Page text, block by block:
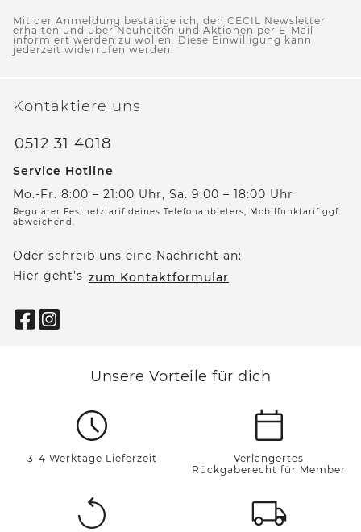
Mit der Anmeldung bestätige ich, den CECIL Newsletter
erhalten und über Neuheiten und Aktionen per E-Mail
informiert werden zu wollen. Diese Einwilligung kann
jederzeit widerrufen werden.
Kontaktiere uns
0512 31 4018
Service Hotline
Mo.-Fr. 8:00 – 21:00 Uhr, Sa. 9:00 – 18:00 Uhr
Regulärer Festnetztarif deines Telefonanbieters, Mobilfunktarif ggf.
abweichend.
Oder schreib uns eine Nachricht an:
Hier geht’s zum Kontaktformular
Unsere Vorteile für dich
3-4 Werktage Lieferzeit
Verlängertes
Rückgaberecht für Member